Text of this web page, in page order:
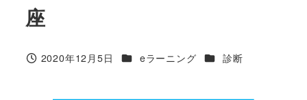
座
2020年12月5日 eラーニング 診断